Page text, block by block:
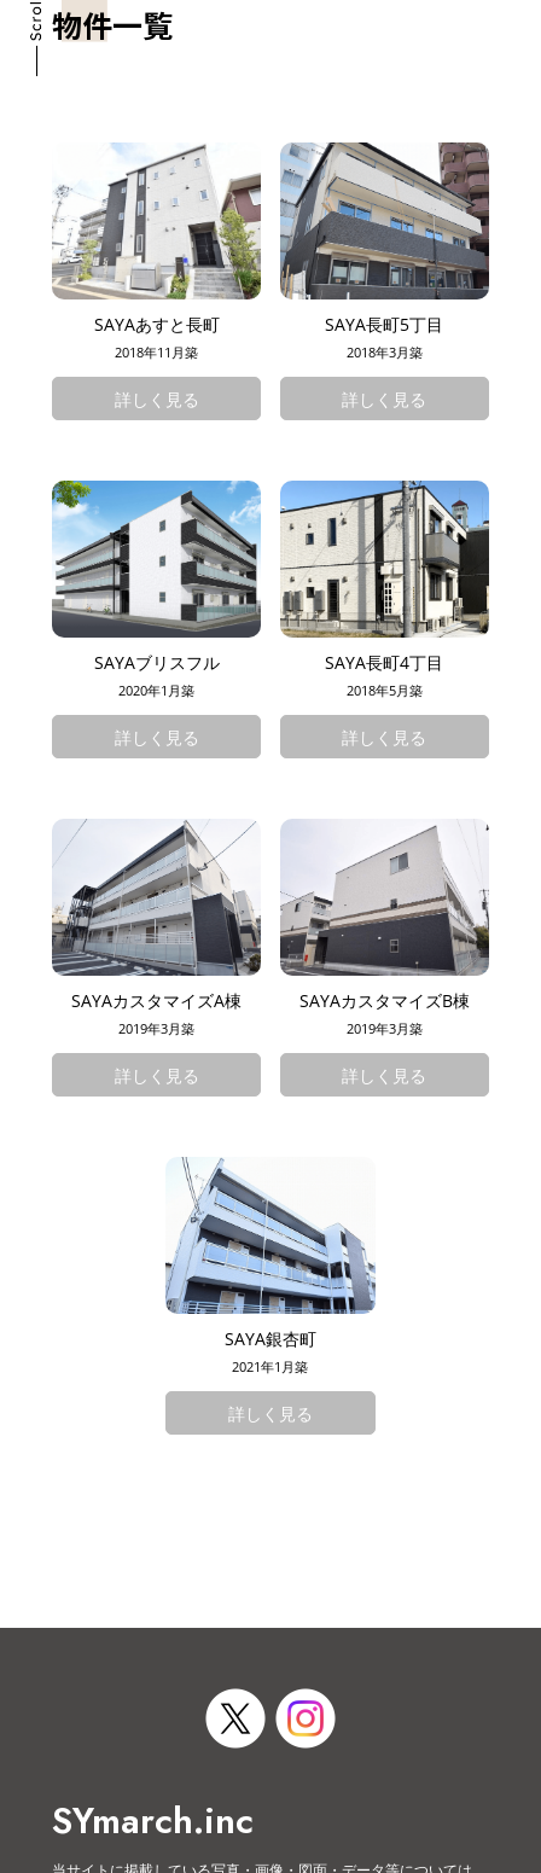
物件一覧
SAYAあすと長町
2018年11月築
詳しく見る
SAYA長町5丁目
2018年3月築
詳しく見る
SAYAブリスフル
2020年1月築
詳しく見る
SAYA長町4丁目
2018年5月築
詳しく見る
SAYAカスタマイズA棟
2019年3月築
詳しく見る
SAYAカスタマイズB棟
2019年3月築
詳しく見る
SAYA銀杏町
2021年1月築
詳しく見る
SYmarch.inc